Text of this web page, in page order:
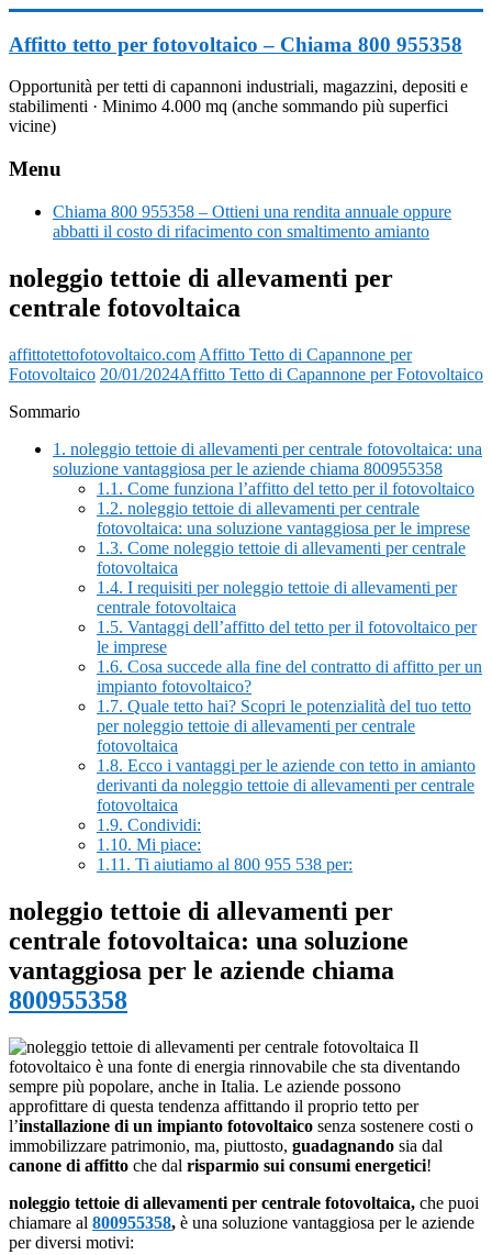
al
contenuto
Affitto tetto per fotovoltaico – Chiama 800 955358
Opportunità per tetti di capannoni industriali, magazzini, depositi e
stabilimenti · Minimo 4.000 mq (anche sommando più superfici
vicine)
Menu
Chiama 800 955358 – Ottieni una rendita annuale oppure
abbatti il costo di rifacimento con smaltimento amianto
noleggio tettoie di allevamenti per
centrale fotovoltaica
affittotettofotovoltaico.com Affitto Tetto di Capannone per
Fotovoltaico 20/01/2024Affitto Tetto di Capannone per Fotovoltaico
Sommario
1. noleggio tettoie di allevamenti per centrale fotovoltaica: una
soluzione vantaggiosa per le aziende chiama 800955358
1.1. Come funziona l’affitto del tetto per il fotovoltaico
1.2. noleggio tettoie di allevamenti per centrale
fotovoltaica: una soluzione vantaggiosa per le imprese
1.3. Come noleggio tettoie di allevamenti per centrale
fotovoltaica
1.4. I requisiti per noleggio tettoie di allevamenti per
centrale fotovoltaica
1.5. Vantaggi dell’affitto del tetto per il fotovoltaico per
le imprese
1.6. Cosa succede alla fine del contratto di affitto per un
impianto fotovoltaico?
1.7. Quale tetto hai? Scopri le potenzialità del tuo tetto
per noleggio tettoie di allevamenti per centrale
fotovoltaica
1.8. Ecco i vantaggi per le aziende con tetto in amianto
derivanti da noleggio tettoie di allevamenti per centrale
fotovoltaica
1.9. Condividi:
1.10. Mi piace:
1.11. Ti aiutiamo al 800 955 538 per:
noleggio tettoie di allevamenti per
centrale fotovoltaica: una soluzione
vantaggiosa per le aziende chiama
800955358
Il
fotovoltaico è una fonte di energia rinnovabile che sta diventando
sempre più popolare, anche in Italia. Le aziende possono
approfittare di questa tendenza affittando il proprio tetto per
l’installazione di un impianto fotovoltaico senza sostenere costi o
immobilizzare patrimonio, ma, piuttosto, guadagnando sia dal
canone di affitto che dal risparmio sui consumi energetici!
noleggio tettoie di allevamenti per centrale fotovoltaica, che puoi
chiamare al 800955358, è una soluzione vantaggiosa per le aziende
per diversi motivi: